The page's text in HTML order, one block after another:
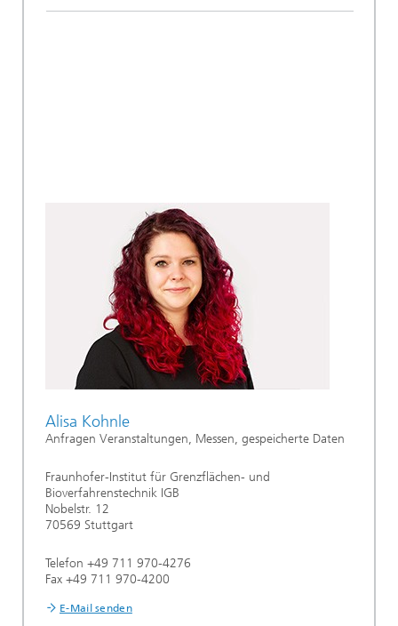
Alisa Kohnle
Anfragen Veranstaltungen, Messen, gespeicherte Daten
Fraunhofer-Institut für Grenzflächen- und
Bioverfahrenstechnik IGB
Nobelstr. 12
70569 Stuttgart
Telefon +49 711 970-4276
Fax +49 711 970-4200
E-Mail senden